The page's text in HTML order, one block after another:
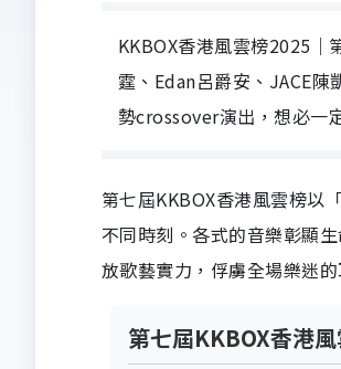
KKBOX香港風雲榜2025｜
霆、Edan呂爵安、JACE
勢crossover演出，想必一
第七屆KKBOX香港風雲榜以
不同時刻。各式的音樂彰顯
放歌藝實力，俘虜全場樂迷的
第七屆KKBOX香港